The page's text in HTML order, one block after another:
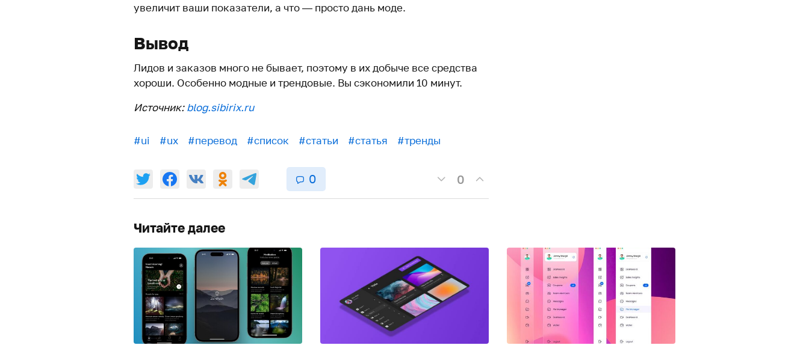
увеличит ваши показатели, а что — просто дань моде.
Вывод
Лидов и заказов много не бывает, поэтому в их добыче все средства
хороши. Особенно модные и трендовые. Вы сэкономили 10 минут.
Источник:blog.sibirix.ru
#ui #ux #перевод #список #статьи #статья #тренды
0 0
Читайте далее